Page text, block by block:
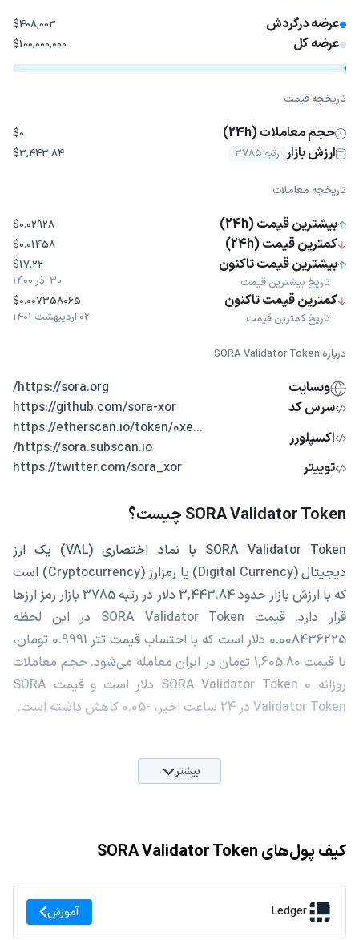
عرضه درگردش $408,003
عرضه کل $100,000,000
تاریخچه قیمت
حجم معاملات (24h) $0
ارزش بازار رتبه 3785 $3,443.84
تاریخچه معاملات
بیشترین قیمت (24h) $0.02928
کمترین قیمت (24h) $0.01458
بیشترین قیمت تاکنون
تاریخ بیشترین قیمت
$17.22
30 آذر 1400
کمترین قیمت تاکنون
تاریخ کمترین قیمت
$0.007358065
02 اردیبهشت 1401
درباره SORA Validator Token
وبسایت
https://sora.org/
سرس کد
https://github.com/sora-xor
اکسپلورر
...https://etherscan.io/token/0xe
https://sora.subscan.io/
توییتر
https://twitter.com/sora_xor
SORA Validator Token چیست؟
SORA Validator Token با نماد اختصاری (VAL) یک ارز
دیجیتال (Digital Currency) یا رمزارز (Cryptocurrency) است
که با ارزش بازار حدود 3,443.84 دلار در رتبه 3785 بازار رمز ارزها
قرار دارد. قیمت SORA Validator Token در این لحظه
0.008436225 دلار است که با احتساب قیمت تتر 0.9991 تومان،
با قیمت 1,605.80 تومان در ایران معامله می‌شود. حجم معاملات
روزانه SORA Validator Token 0 دلار است و قیمت SORA
Validator Token در 24 ساعت اخیر، -0.05 کاهش داشته است.
بیشتر
کیف پول‌های SORA Validator Token
Ledger آموزش